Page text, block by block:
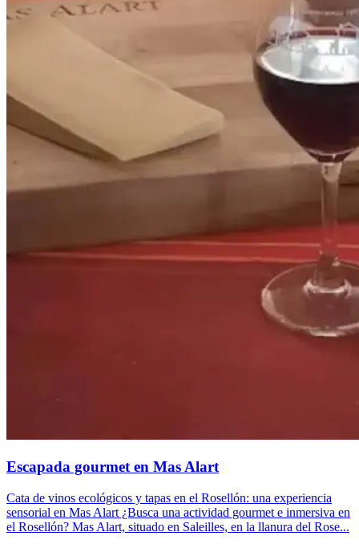
Escapada gourmet en Mas Alart
Cata de vinos ecológicos y tapas en el Rosellón: una experiencia
sensorial en Mas Alart ¿Busca una actividad gourmet e inmersiva en
el Rosellón? Mas Alart, situado en Saleilles, en la llanura del Rose...